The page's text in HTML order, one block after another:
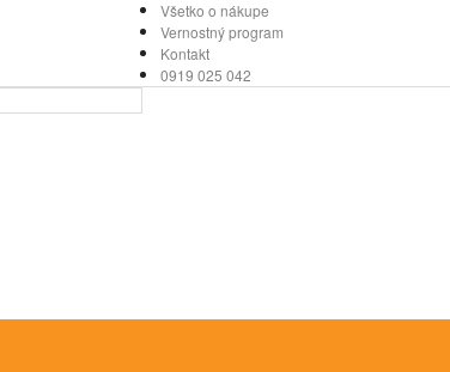
Všetko o nákupe
Vernostný program
Kontakt
0919 025 042